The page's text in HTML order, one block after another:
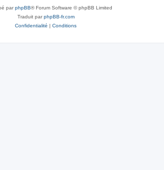
parphpBB® Forum Software © phpBB Limited
Traduit parphpBB-fr.com
Confidentialité | Conditions